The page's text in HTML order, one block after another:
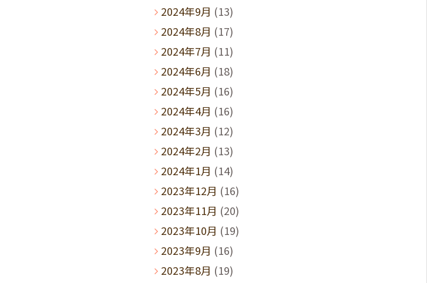
2024年9月 (13)
2024年8月 (17)
2024年7月 (11)
2024年6月 (18)
2024年5月 (16)
2024年4月 (16)
2024年3月 (12)
2024年2月 (13)
2024年1月 (14)
2023年12月 (16)
2023年11月 (20)
2023年10月 (19)
2023年9月 (16)
2023年8月 (19)